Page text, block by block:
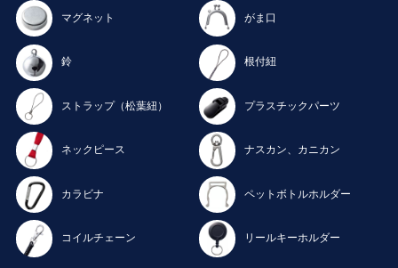
マグネット がま口
鈴 根付紐
ストラップ（松葉紐） プラスチックパーツ
ネックピース ナスカン、カニカン
カラビナ ペットボトルホルダー
コイルチェーン リールキーホルダー